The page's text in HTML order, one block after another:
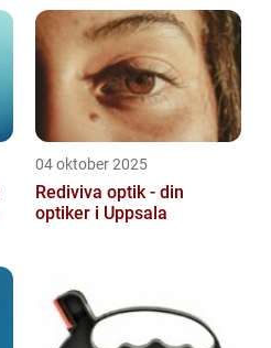
04 oktober 2025
Rediviva optik - din
optiker i Uppsala